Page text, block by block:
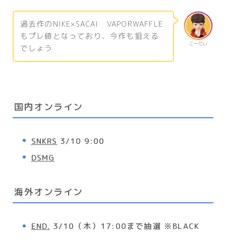
こーだい
過去作のNIKE×SACAI VAPORWAFFLE
もプレ値となっており、今作も狙える
でしょう
国内オンライン
SNKRS 3/10 9:00
DSMG
海外オンライン
END. 3/10（木）17:00まで抽選 ※BLACK